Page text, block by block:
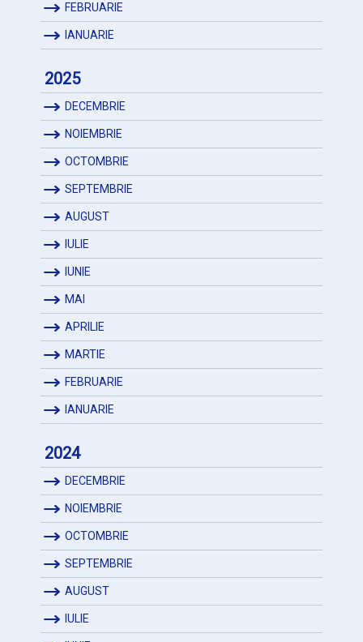
FEBRUARIE
IANUARIE
2025
DECEMBRIE
NOIEMBRIE
OCTOMBRIE
SEPTEMBRIE
AUGUST
IULIE
IUNIE
MAI
APRILIE
MARTIE
FEBRUARIE
IANUARIE
2024
DECEMBRIE
NOIEMBRIE
OCTOMBRIE
SEPTEMBRIE
AUGUST
IULIE